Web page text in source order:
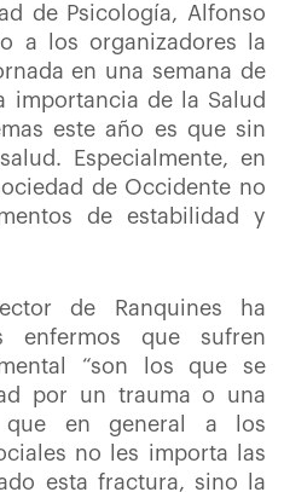
de Psicología, Alfonso
a los organizadores la
en una semana de
importancia de la Salud
este año es que sin
Especialmente, en
de Occidente no
de estabilidad y
de Ranquines ha
que sufren
“son los que se
por un trauma o una
que en general a los
no les importa las
esta fractura, sino la